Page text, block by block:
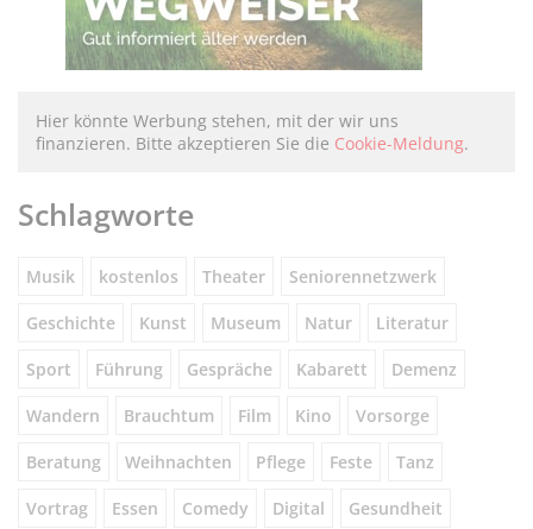
Hier könnte Werbung stehen, mit der wir uns
finanzieren. Bitte akzeptieren Sie die Cookie-Meldung.
Schlagworte
Musik kostenlos Theater Seniorennetzwerk
Geschichte Kunst Museum Natur Literatur
Sport Führung Gespräche Kabarett Demenz
Wandern Brauchtum Film Kino Vorsorge
Beratung Weihnachten Pflege Feste Tanz
Vortrag Essen Comedy Digital Gesundheit